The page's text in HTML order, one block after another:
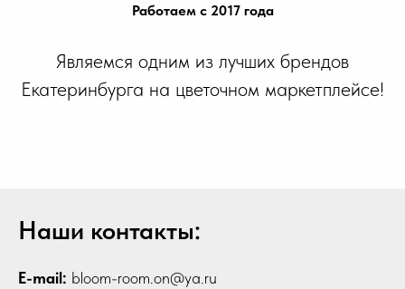
Работаем с 2017 года
Являемся одним из лучших брендов
Екатеринбурга на цветочном маркетплейсе!
Наши контакты:
E-mail: bloom-room.on@ya.ru